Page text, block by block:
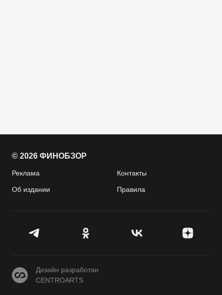
© 2026 ФИНОБЗОР
Реклама Контакты
Об издании Правила
CENTROARTS